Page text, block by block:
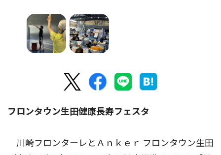
フロンタウン生田健康長寿フェスタ
川崎フロンターレとＡｎｋｅｒ フロンタウン生田